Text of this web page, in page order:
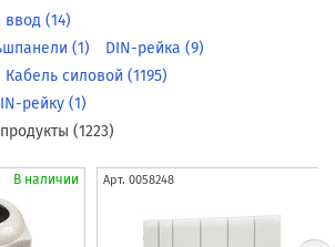
(14)
(1)
DIN-рейка (9)
Кабель силовой (1195)
рейку (1)
(1223)
В наличии Арт. 0058248